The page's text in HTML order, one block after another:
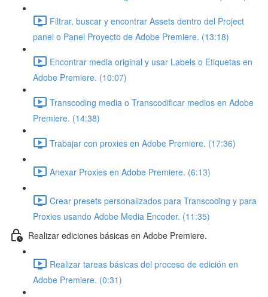
Filtrar, buscar y encontrar Assets dentro del Project
panel o Panel Proyecto de Adobe Premiere. (13:18)
Encontrar media original y usar Labels o Etiquetas en
Adobe Premiere. (10:07)
Transcoding media o Transcodificar medios en Adobe
Premiere. (14:38)
Trabajar con proxies en Adobe Premiere. (17:36)
Anexar Proxies en Adobe Premiere. (6:13)
Crear presets personalizados para Transcoding y para
Proxies usando Adobe Media Encoder. (11:35)
Realizar ediciones básicas en Adobe Premiere.
Realizar tareas básicas del proceso de edición en
Adobe Premiere. (0:31)